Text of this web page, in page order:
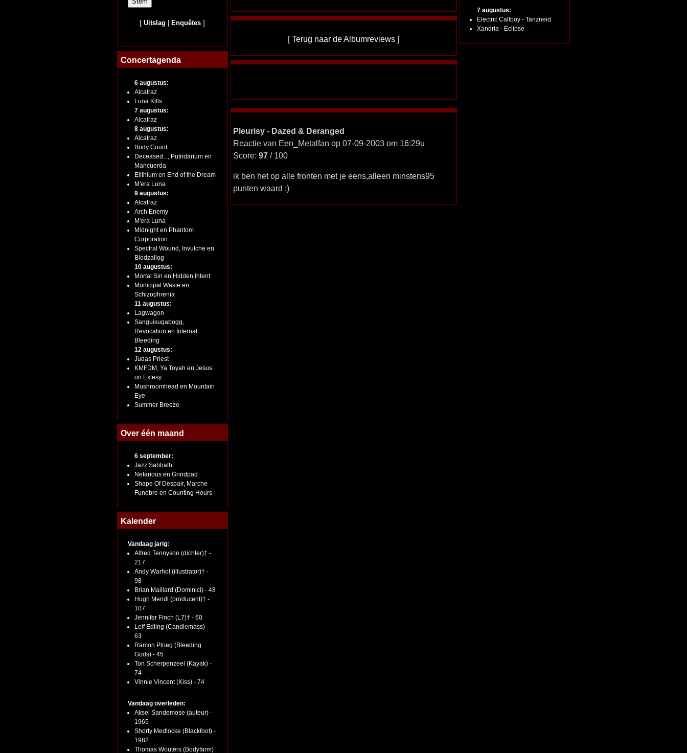
[Uitslag Enquêtes ]
Concertagenda
6 augustus:
Alcatraz
Luna Kills
7 augustus:
Alcatraz
8 augustus:
Alcatraz
Body Count
Deceased..., Putridarium en
Mancuerda
Elithium en End of the Dream
M'era Luna
9 augustus:
Alcatraz
Arch Enemy
M'era Luna
Midnight en Phantom
Corporation
Spectral Wound, Invulche en
Blodzallog
10 augustus:
Mortal Sin en Hidden Intent
Municipal Waste en
Schizophrenia
11 augustus:
Lagwagon
Sanguisugabogg,
Revocation en Internal
Bleeding
12 augustus:
Judas Priest
KMFDM, Ya Toyah en Jesus
on Extesy
Mushroomhead en Mountain
Eye
Summer Breeze
Over één maand
6 september:
Jazz Sabbath
Nefarious en Grindpad
Shape Of Despair, Marche
Funèbre en Counting Hours
Kalender
Vandaag jarig:
Alfred Tennyson (dichter)† -
217
Andy Warhol (illustrator)† -
98
Brian Maillard (Dominici) - 48
Hugh Mendl (producent)† -
107
Jennifer Finch (L7)† - 60
Leif Edling (Candlemass) -
63
Ramon Ploeg (Bleeding
Gods) - 45
Ton Scherpenzeel (Kayak) -
74
Vinnie Vincent (Kiss) - 74
Vandaag overleden:
Aksel Sandemose (auteur) -
1965
Shorty Medlocke (Blackfoot) -
1982
Thomas Wouters (Bodyfarm)
[Terug naar de Albumreviews ]
Pleurisy - Dazed & Deranged
Reactie van Een_Metalfan op 07-09-2003 om 16:29u
Score: 97/ 100
ik ben het op alle fronten met je eens,alleen minstens95
punten waard ;)
7 augustus:
Electric Callboy - Tanzneid
Xandria - Eclipse